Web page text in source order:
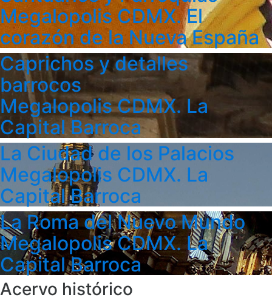
Megalopolis CDMX. El
corazón de la Nueva España
Caprichos y detalles
barrocos
Megalopolis CDMX. La
Capital Barroca
La Ciudad de los Palacios
Megalopolis CDMX. La
Capital Barroca
La Roma del Nuevo Mundo
Megalopolis CDMX. La
Capital Barroca
Acervo histórico